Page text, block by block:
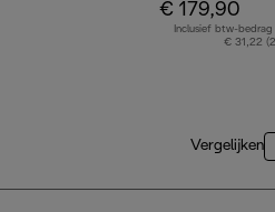
€ 179,90
Inclusief btw-bedrag
€ 31,22
Vergelijken